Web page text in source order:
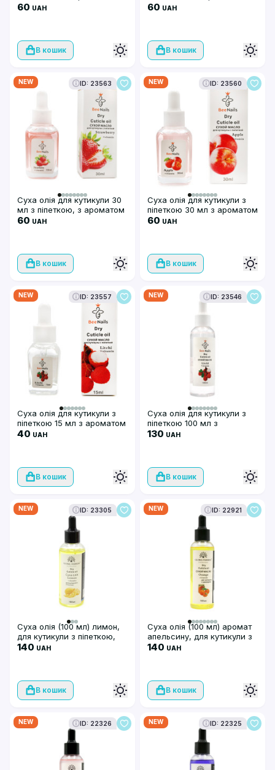
ароматом лаванди, Bee
60 UAH
В кошик
ароматом апельсину, Bee
60 UAH
В кошик
NEW ID: 23563
Суха олія для кутикули 30
мл з піпеткою, з ароматом
полуниця, Bee Nails
60 UAH
В кошик
NEW ID: 23560
Суха олія для кутикули з
піпеткою 30 мл з ароматом
яблука, Bee Nails
60 UAH
В кошик
NEW ID: 23557
Суха олія для кутикули з
піпеткою 15 мл з ароматом
лічі, Bee Nails
40 UAH
В кошик
NEW ID: 23546
Суха олія для кутикули з
піпеткою 100 мл з
ароматом лічі, Bee Nails
130 UAH
В кошик
NEW ID: 23305
Суха олія (100 мл) лимон,
для кутикули з піпеткою,
Global Fashion
140 UAH
В кошик
NEW ID: 22921
Суха олія (100 мл) аромат
апельсину, для кутикули з
піпеткою
140 UAH
В кошик
NEW ID: 22326 NEW ID: 22325